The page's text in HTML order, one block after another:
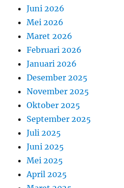
Juni 2026
Mei 2026
Maret 2026
Februari 2026
Januari 2026
Desember 2025
November 2025
Oktober 2025
September 2025
Juli 2025
Juni 2025
Mei 2025
April 2025